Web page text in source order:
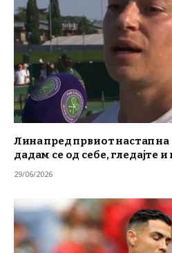
Лина пред првиот настап
дадам се од себе, гледајте
29/06/2026